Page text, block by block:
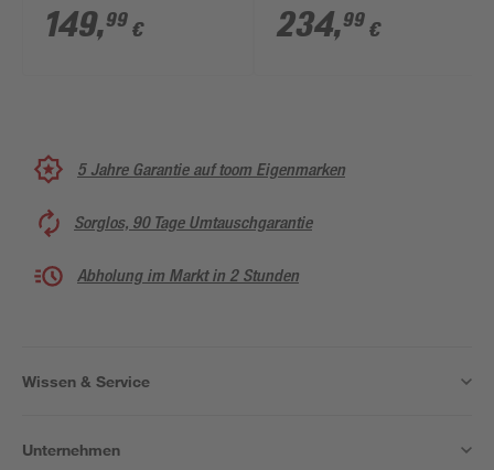
System' Edelstahl
32,77 x 49,53 cm
149,99 € 234,99 €
5 Jahre Garantie auf toom Eigenmarken
Sorglos, 90 Tage Umtauschgarantie
Abholung im Markt in 2 Stunden
Wissen & Service
Unternehmen